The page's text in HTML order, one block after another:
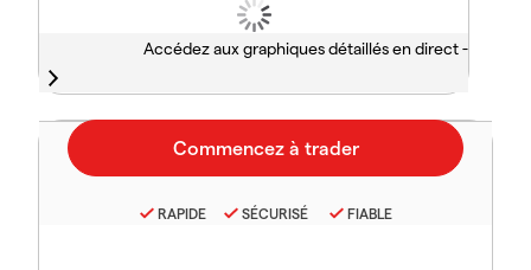
Accédez aux graphiques détaillés en direct -
RAPIDE SÉCURISÉ FIABLE